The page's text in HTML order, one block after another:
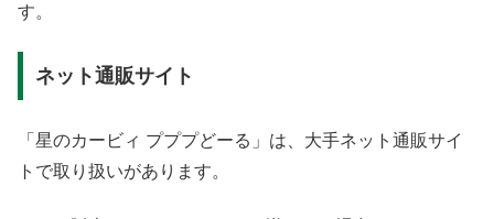
す。
ネット通販サイト
「星のカービィ プププどーる」は、大手ネット通販サイ
トで取り扱いがあります。